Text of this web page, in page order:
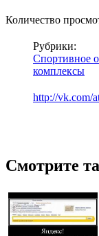
Количество
Рубрики:
Спортивное
комплексы
http://vk.com/
Смотрите